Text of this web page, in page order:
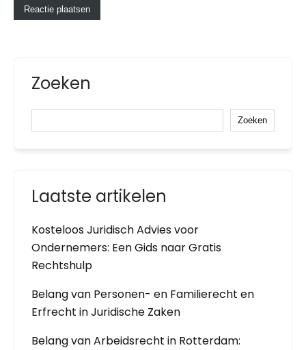
Zoeken
Zoeken
Laatste artikelen
Kosteloos Juridisch Advies voor
Ondernemers: Een Gids naar Gratis
Rechtshulp
Belang van Personen- en Familierecht en
Erfrecht in Juridische Zaken
Belang van Arbeidsrecht in Rotterdam: